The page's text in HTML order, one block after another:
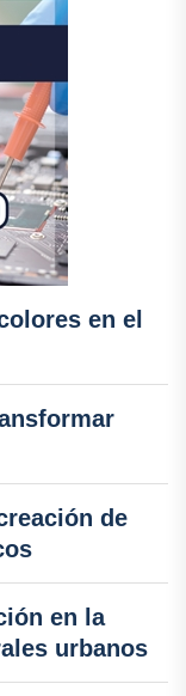
en el
de
en la
urbanos